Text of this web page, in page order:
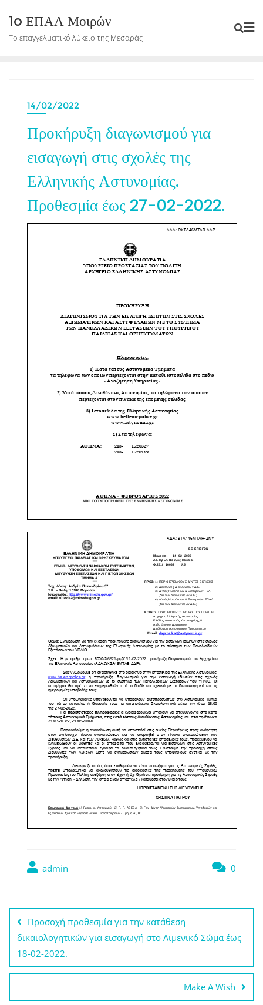
content
1o ΕΠΑΛ Μοιρών
Το επαγγελματικό λύκειο της Μεσαράς
14/02/2022
Προκήρυξη διαγωνισμού για
εισαγωγή στις σχολές της
Ελληνικής Αστυνομίας.
Προθεσμία έως 27-02-2022.
admin 0
Πλοήγηση
άρθρων
Προσοχή προθεσμία για την κατάθεση
δικαιολογητικών για εισαγωγή στο Λιμενικό Σώμα έως
18-02-2022.
Make A Wish